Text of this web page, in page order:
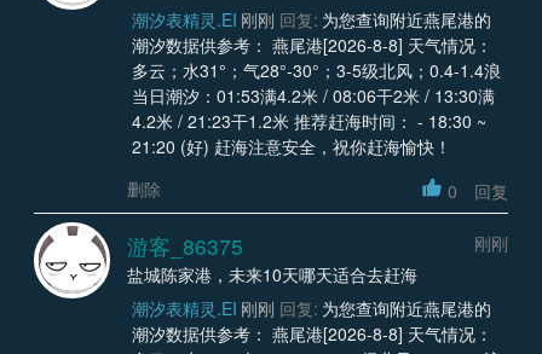
潮汐表精灵.EI 刚刚 回复: 为您查询附近燕尾港的
潮汐数据供参考： 燕尾港[2026-8-8] 天气情况：
多云；水31°；气28°-30°；3-5级北风；0.4-1.4浪
当日潮汐：01:53满4.2米 / 08:06干2米 / 13:30满
4.2米 / 21:23干1.2米 推荐赶海时间： - 18:30 ~
21:20 (好) 赶海注意安全，祝你赶海愉快！
删除
0 回复
游客_86375
刚刚
盐城陈家港，未来10天哪天适合去赶海
潮汐表精灵.EI 刚刚 回复: 为您查询附近燕尾港的
潮汐数据供参考： 燕尾港[2026-8-8] 天气情况：